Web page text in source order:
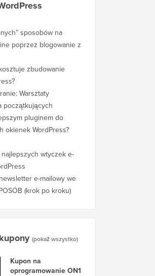
sposobów na
poprzez blogowanie z
zbudowanie
Warsztaty
początkujących
pluginem do
okienek WordPress?
wtyczek e-
e-mailowy we
(krok po kroku)
(pokaż wszystko)
Kupon na
oprogramowanie ON1